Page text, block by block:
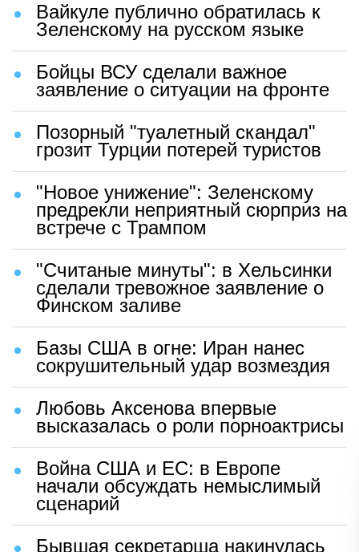
Вайкуле публично обратилась к
Зеленскому на русском языке
Бойцы ВСУ сделали важное
заявление о ситуации на фронте
Позорный "туалетный скандал"
грозит Турции потерей туристов
"Новое унижение": Зеленскому
предрекли неприятный сюрприз на
встрече с Трампом
"Считаные минуты": в Хельсинки
сделали тревожное заявление о
Финском заливе
Базы США в огне: Иран нанес
сокрушительный удар возмездия
Любовь Аксенова впервые
высказалась о роли порноактрисы
Война США и ЕС: в Европе
начали обсуждать немыслимый
сценарий
Бывшая секретарша накинулась